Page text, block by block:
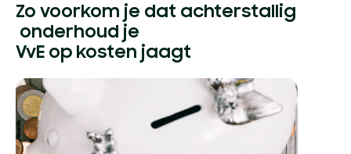
Zo voorkom je dat achterstallig
onderhoud je
VvE op kosten jaagt